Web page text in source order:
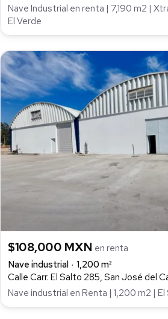
Nave Industrial en renta | 7,190 m2 |
El Verde
$108,000 MXN en renta
Nave industrial
1,200 m²
Calle Carr. El Salto 285, San José del
Nave industrial en Renta | 1,200 m2 | El